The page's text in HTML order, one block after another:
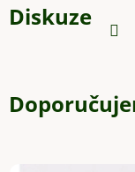
Diskuze